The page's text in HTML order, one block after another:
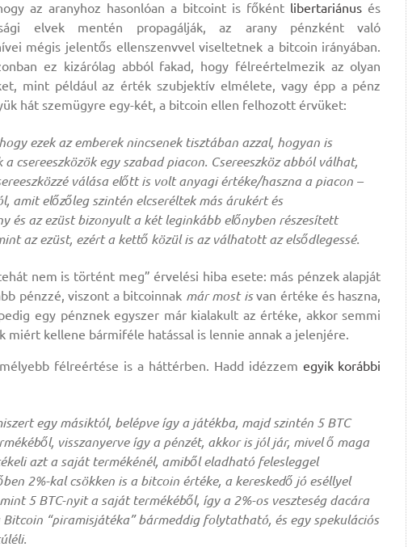
az aranyhoz hasonlóan a bitcoint is főként libertariánus és
elvek mentén propagálják, az arany pénzként való
mégis jelentős ellenszenvvel viseltetnek a bitcoin irányában.
ez kizárólag abból fakad, hogy félreértelmezik az olyan
mint például az érték szubjektív elmélete, vagy épp a pénz
hát szemügyre egy-két, a bitcoin ellen felhozott érvüket:
ezek az emberek nincsenek tisztában azzal, hogyan is
a csereeszközök egy szabad piacon. Csereeszköz abból válhat,
válása előtt is volt anyagi értéke/haszna a piacon –
amit előzőleg szintén elcseréltek más árukért és
és az ezüst bizonyult a két leginkább előnyben részesített
az ezüst, ezért a kettő közül is az válhatott az elsődlegessé.
nem is történt meg” érvelési hiba esete: más pénzek alapját
pénzzé, viszont a bitcoinnak már most isvan értéke és haszna,
egy pénznek egyszer már kialakult az értéke, akkor semmi
miért kellene bármiféle hatással is lennie annak a jelenjére.
félreértése is a háttérben. Hadd idézzem egyik korábbi
egy másiktól, belépve így a játékba, majd szintén 5 BTC
visszanyerve így a pénzét, akkor is jól jár, mivel ő maga
azt a saját termékénél, amiből eladható felesleggel
2%-kal csökken is a bitcoin értéke, a kereskedő jó eséllyel
5 BTC-nyit a saját termékéből, így a 2%-os veszteség dacára
“piramisjátéka” bármeddig folytatható, és egy spekulációs